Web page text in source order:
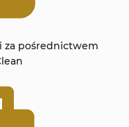
za pośrednictwem